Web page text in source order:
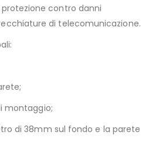
contro danni
di telecomunicazione.
di 38mm sul fondo e la parete